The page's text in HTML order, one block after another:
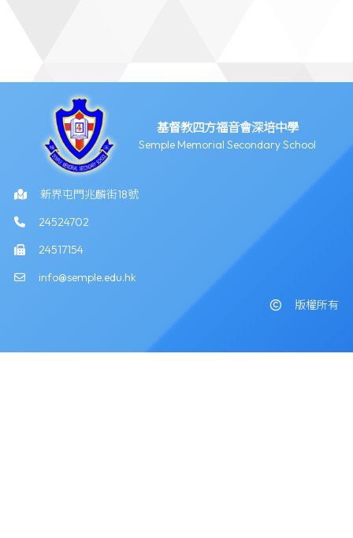
基督教四方福音會深培中學
Semple Memorial Secondary School
新界屯門兆麟街18號
24524702
24517154
info@semple.edu.hk
版權所有